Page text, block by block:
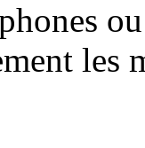
les